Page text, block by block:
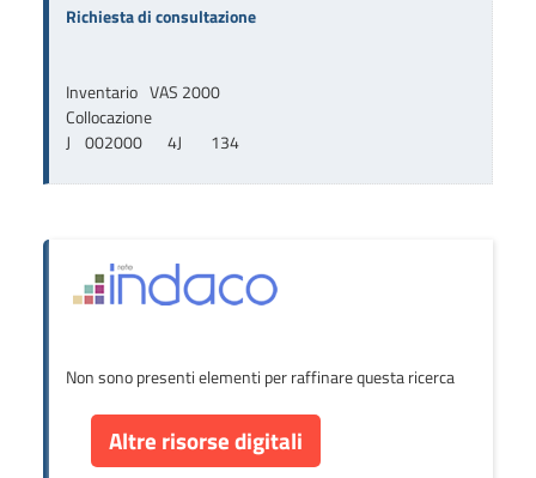
Richiesta di consultazione
Inventario VAS 2000
Collocazione
J    002000       4J        134
Non sono presenti elementi per raffinare questa ricerca
Altre risorse digitali